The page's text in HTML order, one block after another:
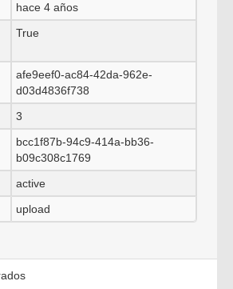
hace 4 años
True
afe9eef0-ac84-42da-962e-
d03d4836f738
3
bcc1f87b-94c9-414a-bb36-
b09c308c1769
active
upload